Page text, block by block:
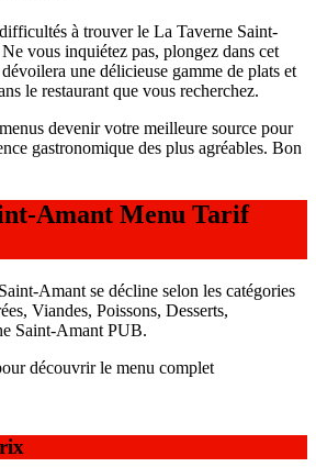
à trouver le La Taverne Saint-
vous inquiétez pas, plongez dans cet
une délicieuse gamme de plats et
le restaurant que vous recherchez.
devenir votre meilleure source pour
gastronomique des plus agréables. Bon
Amant Menu Tarif
Amant se décline selon les catégories
Viandes, Poissons, Desserts,
Saint-Amant PUB.
découvrir le menu complet